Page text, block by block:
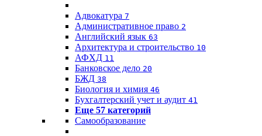
Адвокатура 7
Административное право 2
Английский язык 63
Архитектура и строительство 10
АФХД 11
Банковское дело 20
БЖД 38
Биология и химия 46
Бухгалтерский учет и аудит 41
Еще 57 категорий
Самообразование